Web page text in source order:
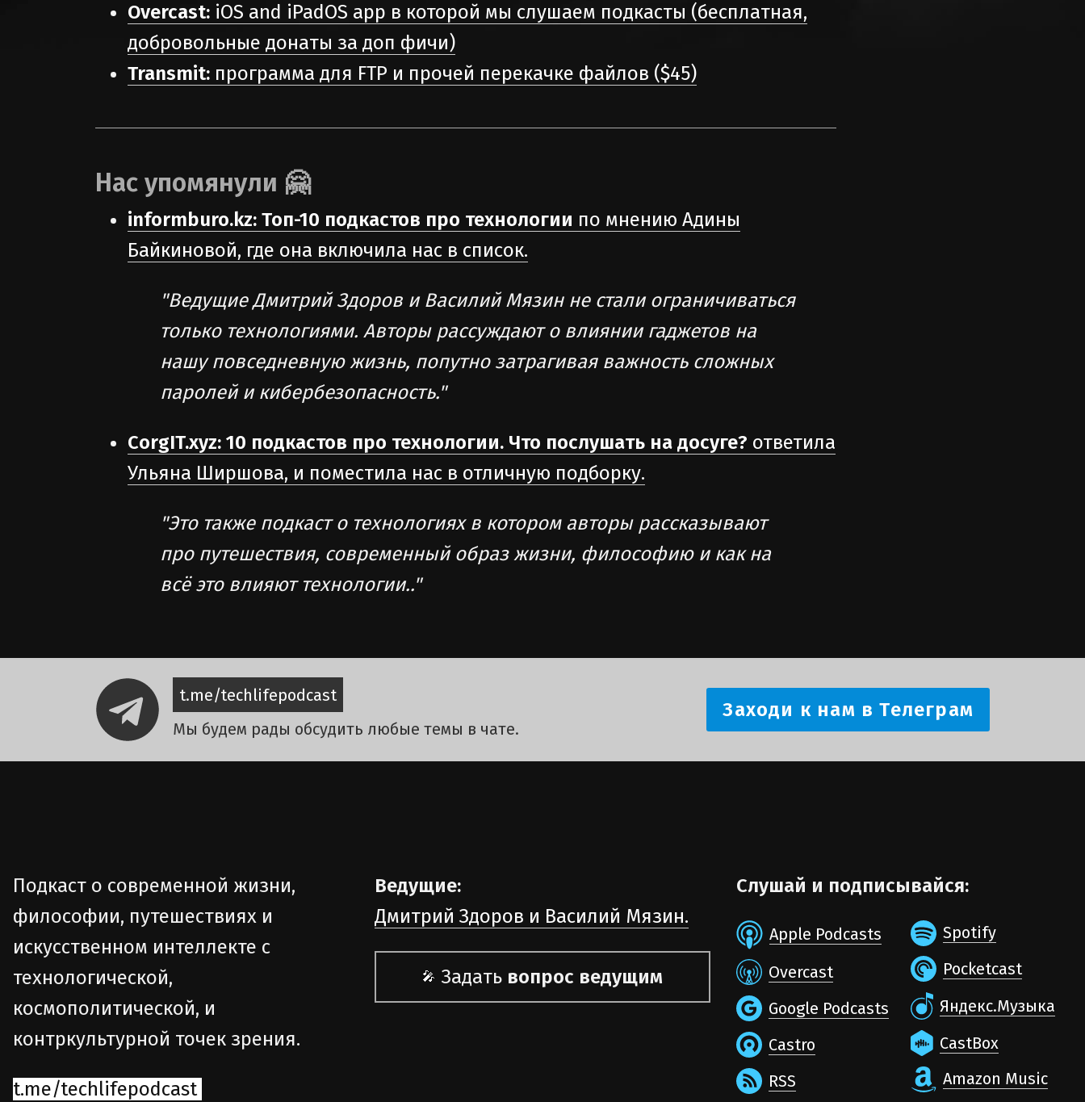
Overcast: iOS and iPadOS app в которой мы слушаем подкасты (бесплатная,
добровольные донаты за доп фичи)
Transmit: программа для FTP и прочей перекачке файлов ($45)
Нас упомянули 🤗
informburo.kz: Топ-10 подкастов про технологии по мнению Адины
Байкиновой, где она включила нас в список.
"Ведущие Дмитрий Здоров и Василий Мязин не стали ограничиваться
только технологиями. Авторы рассуждают о влиянии гаджетов на
нашу повседневную жизнь, попутно затрагивая важность сложных
паролей и кибербезопасность."
CorgIT.xyz: 10 подкастов про технологии. Что послушать на досуге? ответила
Ульяна Ширшова, и поместила нас в отличную подборку.
"Это также подкаст о технологиях в котором авторы рассказывают
про путешествия, современный образ жизни, философию и как на
всё это влияют технологии.."
t.me/techlifepodcast
Мы будем рады обсудить любые темы в чате.
Заходи к нам в Телеграм
Подкаст о современной жизни,
философии, путешествиях и
искусственном интеллекте с
технологической,
космополитической, и
контркультурной точек зрения.
t.me/techlifepodcast
Ведущие:
Дмитрий Здоров и Василий Мязин.
🎤 Задать вопрос ведущим
Слушай и подписывайся:
Apple Podcasts
Overcast
Google Podcasts
Castro
RSS
Spotify
Pocketcast
Яндекс.Музыка
CastBox
Amazon Music